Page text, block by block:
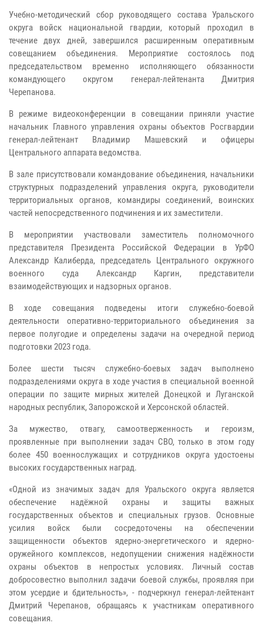
Учебно-методический сбор руководящего состава Уральского
округа войск национальной гвардии, который проходил в
течение двух дней, завершился расширенным оперативным
совещанием объединения. Мероприятие состоялось под
председательством временно исполняющего обязанности
командующего округом генерал-лейтенанта Дмитрия
Черепанова.
В режиме видеоконференции в совещании приняли участие
начальник Главного управления охраны объектов Росгвардии
генерал-лейтенант Владимир Машевский и офицеры
Центрального аппарата ведомства.
В зале присутствовали командование объединения, начальники
структурных подразделений управления округа, руководители
территориальных органов, командиры соединений, воинских
частей непосредственного подчинения и их заместители.
В мероприятии участвовали заместитель полномочного
представителя Президента Российской Федерации в УрФО
Александр Калиберда, председатель Центрального окружного
военного суда Александр Каргин, представители
взаимодействующих и надзорных органов.
В ходе совещания подведены итоги служебно-боевой
деятельности оперативно-территориального объединения за
первое полугодие и определены задачи на очередной период
подготовки 2023 года.
Более шести тысяч служебно-боевых задач выполнено
подразделениями округа в ходе участия в специальной военной
операции по защите мирных жителей Донецкой и Луганской
народных республик, Запорожской и Херсонской областей.
За мужество, отвагу, самоотверженность и героизм,
проявленные при выполнении задач СВО, только в этом году
более 450 военнослужащих и сотрудников округа удостоены
высоких государственных наград.
«Одной из значимых задач для Уральского округа является
обеспечение надёжной охраны и защиты важных
государственных объектов и специальных грузов. Основные
усилия войск были сосредоточены на обеспечении
защищенности объектов ядерно-энергетического и ядерно-
оружейного комплексов, недопущении снижения надёжности
охраны объектов в непростых условиях. Личный состав
добросовестно выполнил задачи боевой службы, проявляя при
этом усердие и бдительность», - подчеркнул генерал-лейтенант
Дмитрий Черепанов, обращаясь к участникам оперативного
совещания.